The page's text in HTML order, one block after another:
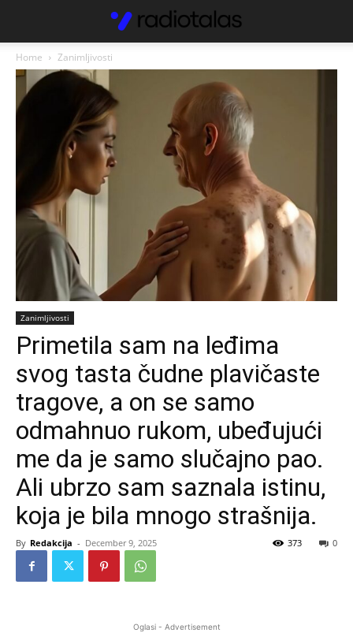
Home Zanimljivosti
Zanimljivosti
Primetila sam na leđima
svog tasta čudne plavičaste
tragove, a on se samo
odmahnuo rukom, ubeđujući
me da je samo slučajno pao.
Ali ubrzo sam saznala istinu,
koja je bila mnogo strašnija.
By Redakcija - December 9, 2025 0
373
Oglasi - Advertisement